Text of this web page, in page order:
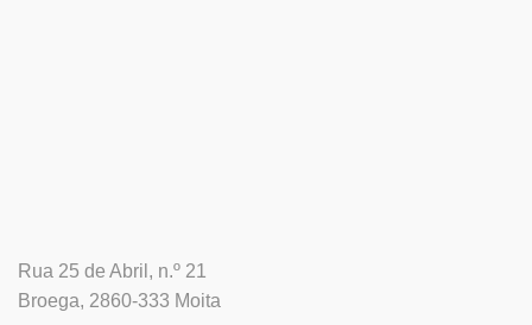
Rua 25 de Abril, n.º 21
Broega, 2860-333 Moita